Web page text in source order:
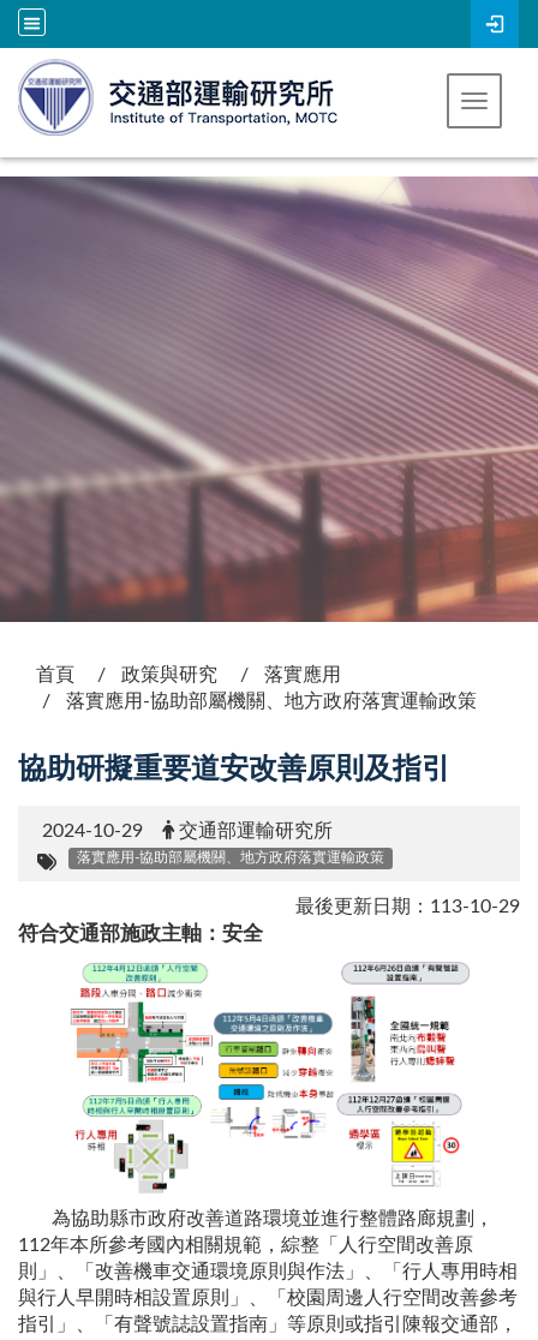
跳到主要內容
Toggle
首頁 政策與研究
落實應用
落實應用-協助部屬機關、地方政府落實運輸政策
協助研擬重要道安改善原則及指引
2024-10-29 交通部運輸研究所
落實應用-協助部屬機關、地方政府落實運輸政策
最後更新日期：113-10-29
符合交通部施政主軸：安全
為協助縣市政府改善道路環境並進行整體路廊規劃，
112年本所參考國內相關規範，綜整「人行空間改善原
則」、「改善機車交通環境原則與作法」、「行人專用時相
與行人早開時相設置原則」、「校園周邊人行空間改善參考
指引」、「有聲號誌設置指南」等原則或指引陳報交通部，